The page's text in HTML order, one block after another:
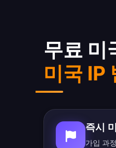
무료
미국 IP
즉시
가입 과